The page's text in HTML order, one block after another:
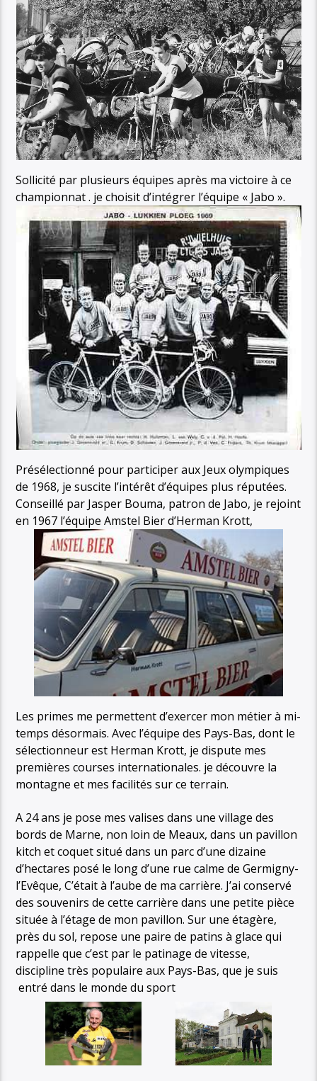
Sollicité par plusieurs équipes après ma victoire à ce
championnat . je choisit d’intégrer l’équipe « Jabo ».
Présélectionné pour participer aux Jeux olympiques
de 1968, je suscite l’intérêt d’équipes plus réputées.
Conseillé par Jasper Bouma, patron de Jabo, je rejoint
en 1967 l’équipe Amstel Bier d’Herman Krott,
Les primes me permettent d’exercer mon métier à mi-
temps désormais. Avec l’équipe des Pays-Bas, dont le
sélectionneur est Herman Krott, je dispute mes
premières courses internationales. je découvre la
montagne et mes facilités sur ce terrain.
A 24 ans je pose mes valises dans une village des
bords de Marne, non loin de Meaux, dans un pavillon
kitch et coquet situé dans un parc d’une dizaine
d’hectares posé le long d’une rue calme de Germigny-
l’Evêque, C’était à l’aube de ma carrière. J’ai conservé
des souvenirs de cette carrière dans une petite pièce
située à l’étage de mon pavillon. Sur une étagère,
près du sol, repose une paire de patins à glace qui
rappelle que c’est par le patinage de vitesse,
discipline très populaire aux Pays-Bas, que je suis
entré dans le monde du sport